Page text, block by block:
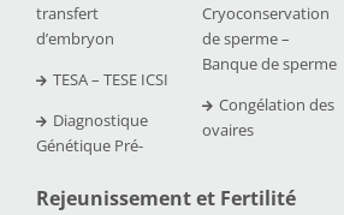
transfert
d’embryon
TESA – TESE ICSI
Diagnostique
Génétique Pré-
Cryoconservation
de sperme –
Banque de sperme
Congélation des
ovaires
Rejeunissement et Fertilité